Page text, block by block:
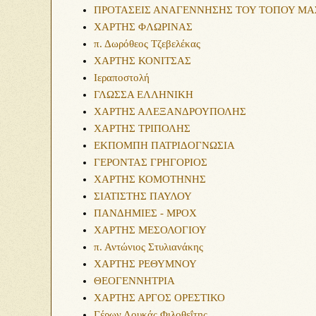
ΠΡΟΤΑΣΕΙΣ ΑΝΑΓΕΝΝΗΣΗΣ ΤΟΥ ΤΟΠΟΥ
ΧΑΡΤΗΣ ΦΛΩΡΙΝΑΣ
π. Δωρόθεος Τζεβελέκας
ΧΑΡΤΗΣ ΚΟΝΙΤΣΑΣ
Ιεραποστολή
ΓΛΩΣΣΑ ΕΛΛΗΝΙΚΗ
ΧΑΡΤΗΣ ΑΛΕΞΑΝΔΡΟΥΠΟΛΗΣ
ΧΑΡΤΗΣ ΤΡΙΠΟΛΗΣ
ΕΚΠΟΜΠΗ ΠΑΤΡΙΔΟΓΝΩΣΙΑ
ΓΕΡΟΝΤΑΣ ΓΡΗΓΟΡΙΟΣ
ΧΑΡΤΗΣ ΚΟΜΟΤΗΝΗΣ
ΣΙΑΤΙΣΤΗΣ ΠΑΥΛΟΥ
ΠΑΝΔΗΜΙΕΣ - MPOX
ΧΑΡΤΗΣ ΜΕΣΟΛΟΓΙΟΥ
π. Αντώνιος Στυλιανάκης
ΧΑΡΤΗΣ ΡΕΘΥΜΝΟΥ
ΘΕΟΓΕΝΝΗΤΡΙΑ
ΧΑΡΤΗΣ ΑΡΓΟΣ ΟΡΕΣΤΙΚΟ